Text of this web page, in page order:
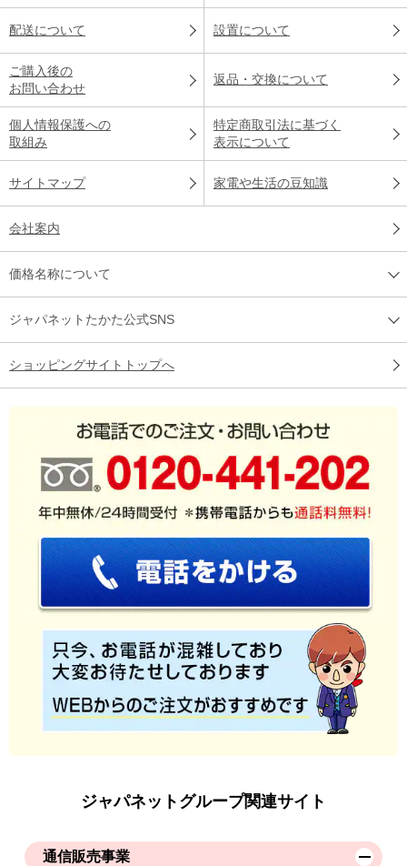
配送について 設置について
ご購入後の
お問い合わせ
返品・交換について
個人情報保護への
取組み
特定商取引法に基づく
表示について
サイトマップ 家電や生活の豆知識
会社案内
価格名称について
ジャパネットたかた公式SNS
ショッピングサイトトップへ
ジャパネットグループ関連サイト
通信販売事業